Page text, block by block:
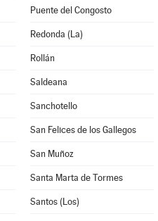
Puente del Congosto
Redonda (La)
Rollán
Saldeana
Sanchotello
San Felices de los Gallegos
San Muñoz
Santa Marta de Tormes
Santos (Los)